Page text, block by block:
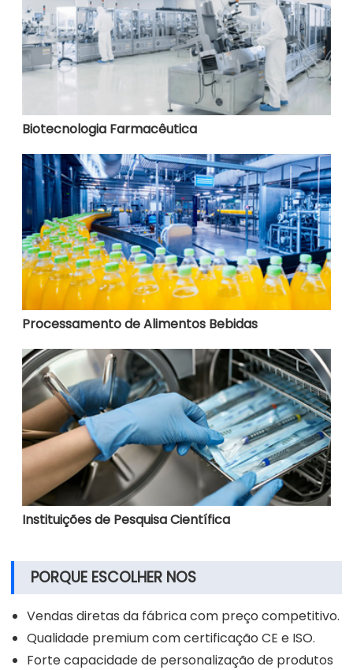
Biotecnologia Farmacêutica
Processamento de Alimentos Bebidas
Instituições de Pesquisa Científica
PORQUE ESCOLHER NOS
Vendas diretas da fábrica com preço competitivo.
Qualidade premium com certificação CE e ISO.
Forte capacidade de personalização de produtos